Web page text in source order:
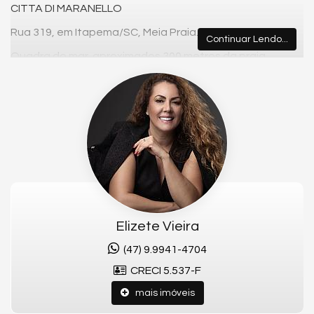
CITTA DI MARANELLO
Rua 319, em Itapema/SC, Meia Praia.
Quadra do mar, aproximados 300 metros da praia.
- Pronto para morar
- Novo, sem móveis
- Nunca habitado
- Sacada c/ churrasqueira
- Área privativa aproximada: 125,48m²
Continuar Lendo...
Elizete Vieira
(47) 9.9941-4704
CRECI 5.537-F
mais imóveis